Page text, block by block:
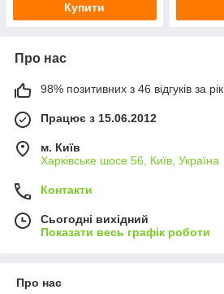
Купити
Про нас
98% позитивних з 46 відгуків за рік
Працює з 15.06.2012
м. Київ
Харківське шосе 56, Київ, Україна
Контакти
Сьогодні вихідний
Показати весь графік роботи
Про нас